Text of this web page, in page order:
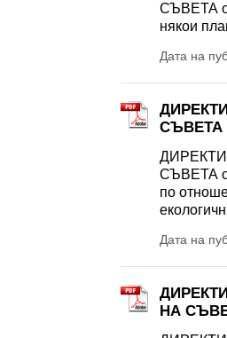
СЪВЕТА
някои
Дата на
СЪВЕТА
СЪВЕТА
по
Дата на
НА